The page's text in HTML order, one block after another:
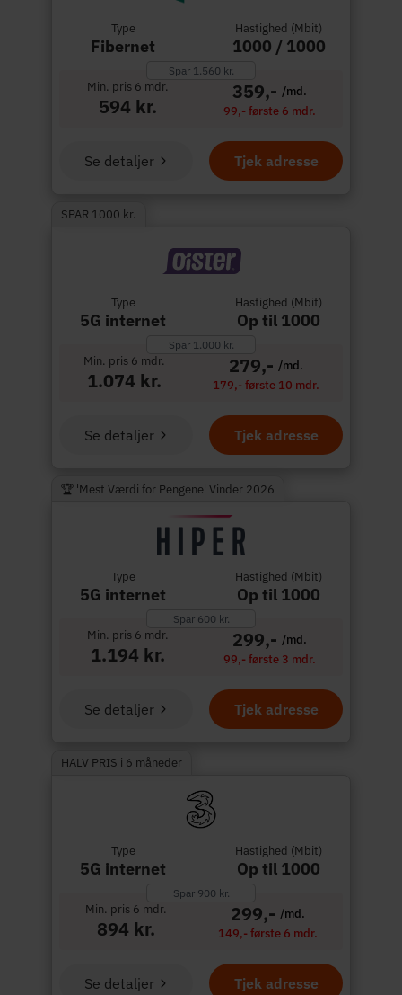
Type
Fibernet
Hastighed (Mbit)
1000 / 1000
Spar 1.560 kr.
Min. pris 6 mdr.
594 kr.
359,- /md.
99,- første 6 mdr.
Tjek adresse
Se detaljer
SPAR 1000 kr.
Type
5G internet
Hastighed (Mbit)
Op til 1000
Spar 1.000 kr.
Min. pris 6 mdr.
1.074 kr.
279,- /md.
179,- første 10 mdr.
Tjek adresse
Se detaljer
🏆 'Mest Værdi for Pengene' Vinder 2026
Type
5G internet
Hastighed (Mbit)
Op til 1000
Spar 600 kr.
Min. pris 6 mdr.
1.194 kr.
299,- /md.
99,- første 3 mdr.
Tjek adresse
Se detaljer
HALV PRIS i 6 måneder
Type
5G internet
Hastighed (Mbit)
Op til 1000
Spar 900 kr.
Min. pris 6 mdr.
894 kr.
299,- /md.
149,- første 6 mdr.
Tjek adresse
Se detaljer